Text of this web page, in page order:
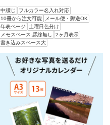
中綴じ
フルカラー名入れ対応
10冊から注文可能
メール便・郵送OK
年表ページ
土曜日色分け
メモスペース:罫線無し
2ヶ月表示
書き込みスペース大